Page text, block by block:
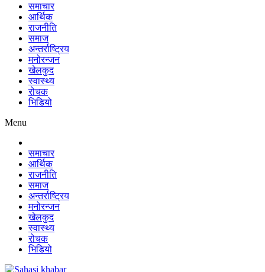
समाचार
आर्थिक
राजनीति
समाज
अन्तर्राष्ट्रिय
मनोरन्जन
खेलकुद
स्वास्थ्य
रोचक
भिडियो
Menu
समाचार
आर्थिक
राजनीति
समाज
अन्तर्राष्ट्रिय
मनोरन्जन
खेलकुद
स्वास्थ्य
रोचक
भिडियो